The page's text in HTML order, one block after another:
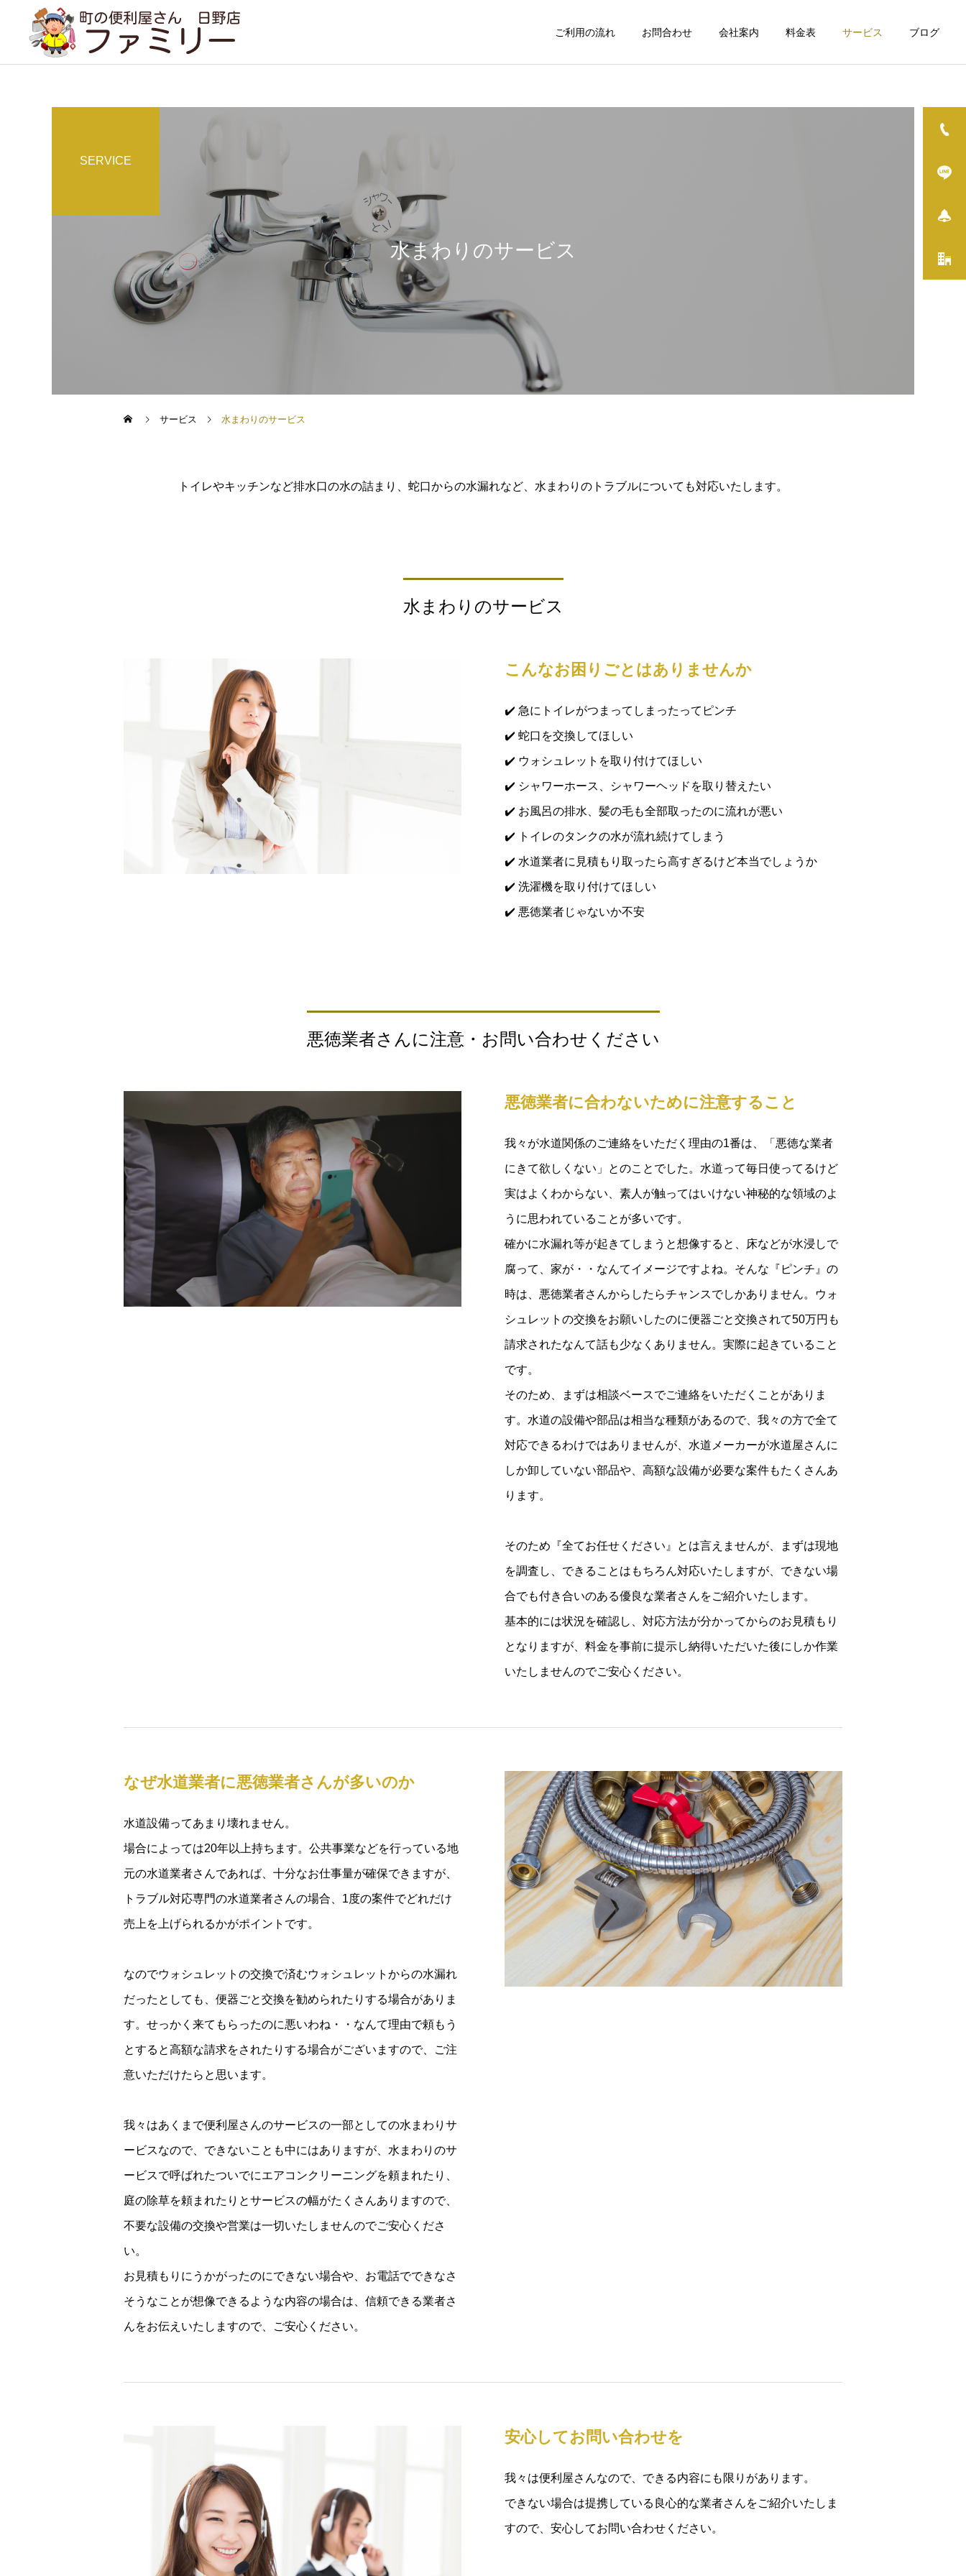
ご利用の流れ お問合わせ 会社案内 料金表 サービス ブログ
詳細を見る
引越し・家具の移動 害虫駆除 おそうじサービス
実家のルンバ（+見守りカ
１年分の問い合わせが２ヶ
月で（現場で感じること）
料金表改定のお知らせ
た
実はすごい日野市役所 住宅
水まわりのサービス
SERVICE
サービス 水まわりのサービス
トイレやキッチンなど排水口の水の詰まり、蛇口からの水漏れなど、水まわりのトラブルについても対応いたします。
水まわりのサービス
こんなお困りごとはありませんか
✔️ 急にトイレがつまってしまったってピンチ
✔️ 蛇口を交換してほしい
✔️ ウォシュレットを取り付けてほしい
✔️ シャワーホース、シャワーヘッドを取り替えたい
✔️ お風呂の排水、髪の毛も全部取ったのに流れが悪い
✔️ トイレのタンクの水が流れ続けてしまう
✔️ 水道業者に見積もり取ったら高すぎるけど本当でしょうか
✔️ 洗濯機を取り付けてほしい
✔️ 悪徳業者じゃないか不安
悪徳業者さんに注意・お問い合わせください
悪徳業者に合わないために注意すること
我々が水道関係のご連絡をいただく理由の1番は、「悪徳な業者
にきて欲しくない」とのことでした。水道って毎日使ってるけど
実はよくわからない、素人が触ってはいけない神秘的な領域のよ
うに思われていることが多いです。
確かに水漏れ等が起きてしまうと想像すると、床などが水浸しで
腐って、家が・・なんてイメージですよね。そんな『ピンチ』の
時は、悪徳業者さんからしたらチャンスでしかありません。ウォ
シュレットの交換をお願いしたのに便器ごと交換されて50万円も
請求されたなんて話も少なくありません。実際に起きていること
です。
そのため、まずは相談ベースでご連絡をいただくことがありま
す。水道の設備や部品は相当な種類があるので、我々の方で全て
対応できるわけではありませんが、水道メーカーが水道屋さんに
しか卸していない部品や、高額な設備が必要な案件もたくさんあ
ります。
そのため『全てお任せください』とは言えませんが、まずは現地
を調査し、できることはもちろん対応いたしますが、できない場
合でも付き合いのある優良な業者さんをご紹介いたします。
基本的には状況を確認し、対応方法が分かってからのお見積もり
となりますが、料金を事前に提示し納得いただいた後にしか作業
いたしませんのでご安心ください。
なぜ水道業者に悪徳業者さんが多いのか
水道設備ってあまり壊れません。
場合によっては20年以上持ちます。公共事業などを行っている地
元の水道業者さんであれば、十分なお仕事量が確保できますが、
トラブル対応専門の水道業者さんの場合、1度の案件でどれだけ
売上を上げられるかがポイントです。
なのでウォシュレットの交換で済むウォシュレットからの水漏れ
だったとしても、便器ごと交換を勧められたりする場合がありま
す。せっかく来てもらったのに悪いわね・・なんて理由で頼もう
とすると高額な請求をされたりする場合がございますので、ご注
意いただけたらと思います。
我々はあくまで便利屋さんのサービスの一部としての水まわりサ
ービスなので、できないことも中にはありますが、水まわりのサ
ービスで呼ばれたついでにエアコンクリーニングを頼まれたり、
庭の除草を頼まれたりとサービスの幅がたくさんありますので、
不要な設備の交換や営業は一切いたしませんのでご安心くださ
い。
お見積もりにうかがったのにできない場合や、お電話でできなさ
そうなことが想像できるような内容の場合は、信頼できる業者さ
んをお伝えいたしますので、ご安心ください。
安心してお問い合わせを
我々は便利屋さんなので、できる内容にも限りがあります。
できない場合は提携している良心的な業者さんをご紹介いたしま
すので、安心してお問い合わせください。